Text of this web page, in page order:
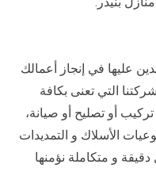
عليها في إنجاز أعمالك
التي تعنى بكافة
أو تصليح أو صيانة،
الأسلاك و التمديدات
و متكاملة نؤمنها